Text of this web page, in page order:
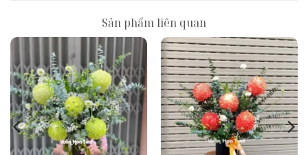
Sản phẩm liên quan